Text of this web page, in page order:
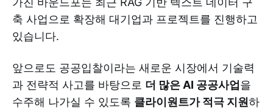
축 사업으로 확장해 대기업과 프로젝트를 진행하고
있습니다.
앞으로도 공공입찰이라는 새로운 시장에서 기술력
과 전략적 사고를 바탕으로 더 많은 AI 공공사업 을
수주해 나가실 수 있도록 클라이원트가 적극 지원하